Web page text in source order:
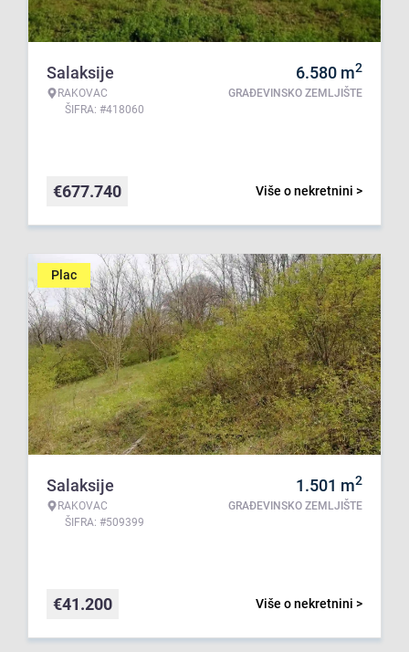
Salaksije
RAKOVAC
ŠIFRA: #418060
6.580 m2
GRAĐEVINSKO ZEMLJIŠTE
Više o nekretnini >
€677.740
Plac
Salaksije
RAKOVAC
ŠIFRA: #509399
1.501 m2
GRAĐEVINSKO ZEMLJIŠTE
Više o nekretnini >
€41.200